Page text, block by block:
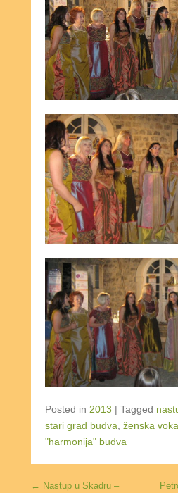
Posted in 2013 | Tagged
stari grad budva ženska
"harmonija" budva
Post navigation
← Nastup u Skadru –